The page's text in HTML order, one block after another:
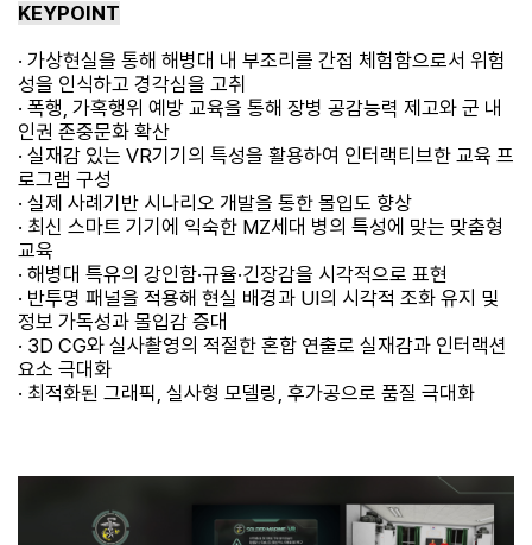
KEYPOINT
· 가상현실을 통해 해병대 내 부조리를 간접 체험함으로서 위험
성을 인식하고 경각심을 고취
· 폭행, 가혹행위 예방 교육을 통해 장병 공감능력 제고와 군 내
인권 존중문화 확산
· 실재감 있는 VR기기의 특성을 활용하여 인터랙티브한 교육 프
로그램 구성
· 실제 사례기반 시나리오 개발을 통한 몰입도 향상
· 최신 스마트 기기에 익숙한 MZ세대 병의 특성에 맞는 맞춤형
교육
· 해병대 특유의 강인함·규율·긴장감을 시각적으로 표현
· 반투명 패널을 적용해 현실 배경과 UI의 시각적 조화 유지 및
정보 가독성과 몰입감 증대
· 3D CG와 실사촬영의 적절한 혼합 연출로 실재감과 인터랙션
요소 극대화
· 최적화된 그래픽, 실사형 모델링, 후가공으로 품질 극대화